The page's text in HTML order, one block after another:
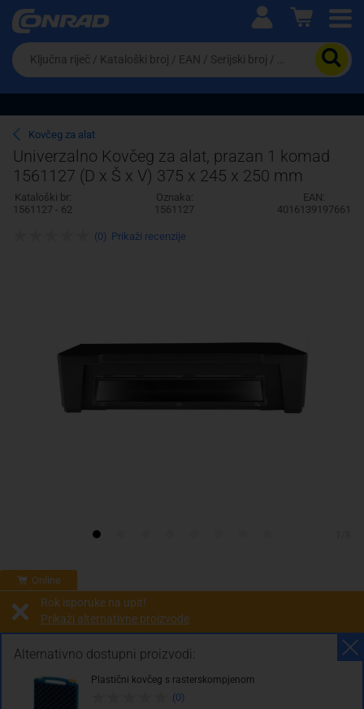
Ova postavka prilagođava asortiman proizvoda i
cijene vašim potrebama.
Pravno lice
Da
biste
potražili
proizvod,
unesite
ključnu
riječ,
kataloški
broj,
EAN
ili
Kovčeg za alat
Univerzalno Kovčeg za alat, prazan 1 komad
1561127 (D x Š x V) 375 x 245 x 250 mm
Kataloški br:
1561127 - 62
Oznaka:
1561127
EAN:
4016139197661
Online
Alternativno dostupni proizvodi:
Plastični kovčeg s rasterskompjenom
(0)
Rok isporuke na upit!
Prikaži alternativne proizvode
Prodaja i slanje od: Architektengruppe S71 d.o.o.
Cijena na upit
(0) Prikaži recenzije